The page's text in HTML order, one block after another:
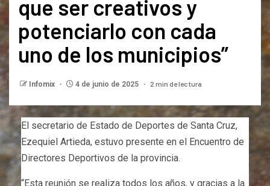
que ser creativos y
potenciarlo con cada
uno de los municipios”
Infomix 4 de junio de 2025 2 min de lectura
El secretario de Estado de Deportes de Santa Cruz,
Ezequiel Artieda, estuvo presente en el Encuentro de
Directores Deportivos de la provincia.
“Esta reunión se realiza todos los años, y gracias a la